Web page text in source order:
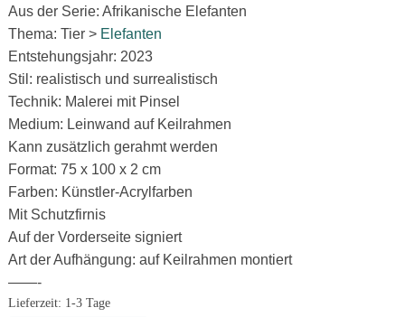
Aus der Serie: Afrikanische Elefanten
Thema: Tier > Elefanten
Entstehungsjahr: 2023
Stil: realistisch und surrealistisch
Technik: Malerei mit Pinsel
Medium: Leinwand auf Keilrahmen
Kann zusätzlich gerahmt werden
Format: 75 x 100 x 2 cm
Farben: Künstler-Acrylfarben
Mit Schutzfirnis
Auf der Vorderseite signiert
Art der Aufhängung: auf Keilrahmen montiert
——-
Lieferzeit: 1-3 Tage